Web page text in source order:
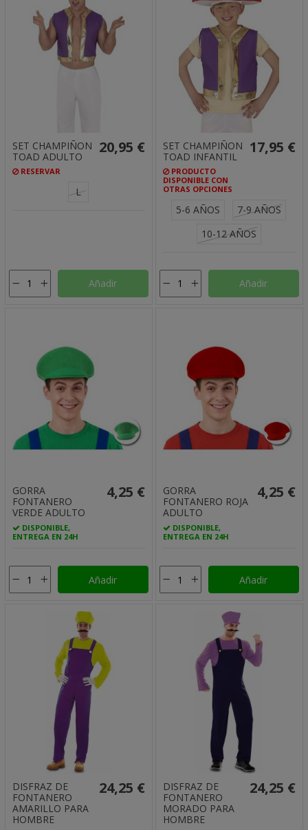
SET CHAMPIÑON
TOAD ADULTO
RESERVAR
20,95 €
L
Añadir
SET CHAMPIÑON
TOAD INFANTIL
PRODUCTO
DISPONIBLE CON
OTRAS OPCIONES
17,95 €
5-6 AÑOS
7-9 AÑOS
10-12 AÑOS
Añadir
GORRA
FONTANERO
VERDE ADULTO
DISPONIBLE,
ENTREGA EN 24H
4,25 €
Añadir
GORRA
FONTANERO ROJA
ADULTO
DISPONIBLE,
ENTREGA EN 24H
4,25 €
Añadir
DISFRAZ DE
FONTANERO
AMARILLO PARA
HOMBRE
24,25 €
DISFRAZ DE
FONTANERO
MORADO PARA
HOMBRE
24,25 €